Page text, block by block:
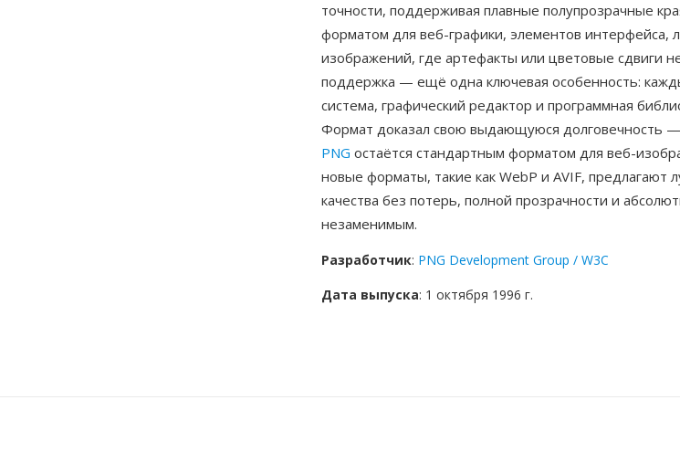
точности, поддерживая плавные полупрозрачные
форматом для веб-графики, элементов интерфейса,
изображений, где артефакты или цветовые сдвиги
поддержка — ещё одна ключевая особенность:
система, графический редактор и программная
Формат доказал свою выдающуюся долговечность —
PNG остаётся стандартным форматом для веб-
новые форматы, такие как WebP и AVIF, предлагают
качества без потерь, полной прозрачности и
незаменимым.
Разработчик: PNG Development Group / W3C
Дата выпуска: 1 октября 1996 г.